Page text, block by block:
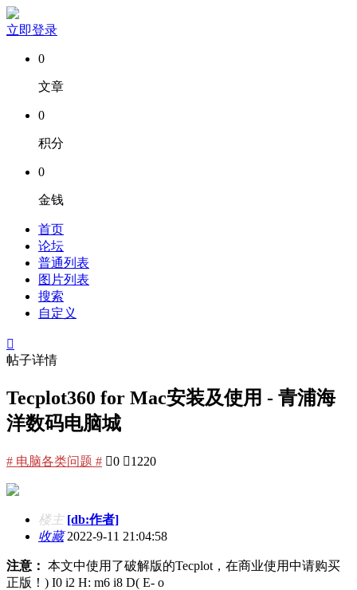
立即登录
0
文章
0
积分
0
金钱
首页
论坛
普通列表
图片列表
搜索
自定义

帖子详情
Tecplot360 for Mac安装及使用 - 青浦海
洋数码电脑城
# 电脑各类问题 # 0 1220
楼主 [db:作者]
收藏2022-9-11 21:04:58
注意： 本文中使用了破解版的Tecplot，在商业使用中请购买
正版！ ) I0 i2 H: m6 i8 D( E- o